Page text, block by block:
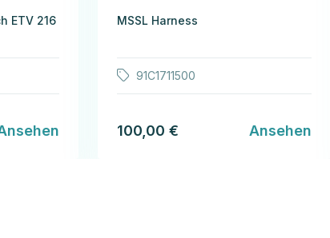
ETV 216 MSSL Harness
91C1711500
100,00 € Ansehen